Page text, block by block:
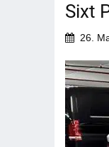
Sixt
26.